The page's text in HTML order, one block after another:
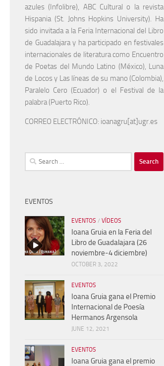
azules (Infolibre), ABC Cultural o la revista
Hispania (St. Johns Hopkins University). Ha
sido invitada a la Feria Internacional del Libro
de Guadalajara y ha participado en festivales
internacionales de literatura como Encuentro
de Poetas del Mundo Latino (México), Luna
de Locos y Las líneas de su mano (Colombia),
Paralelo Cero (Ecuador) o el Festival de la
palabra (Puerto Rico).
CORREO ELECTRÓNICO: ioanagru[at]ugr.es
Search
for:
EVENTOS
EVENTOS / VÍDEOS
Ioana Gruia en la Feria del
Libro de Guadalajara (26
noviembre-4 diciembre)
OCTOBER 3, 2022
EVENTOS
Ioana Gruia gana el Premio
Internacional de Poesía
Hermanos Argensola
JUNE 12, 2021
EVENTOS
Ioana Gruia gana el premio